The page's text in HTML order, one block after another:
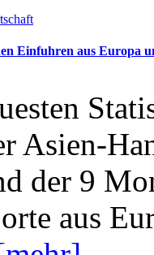
Einfuhren aus Europa
Asien-
der 9
aus